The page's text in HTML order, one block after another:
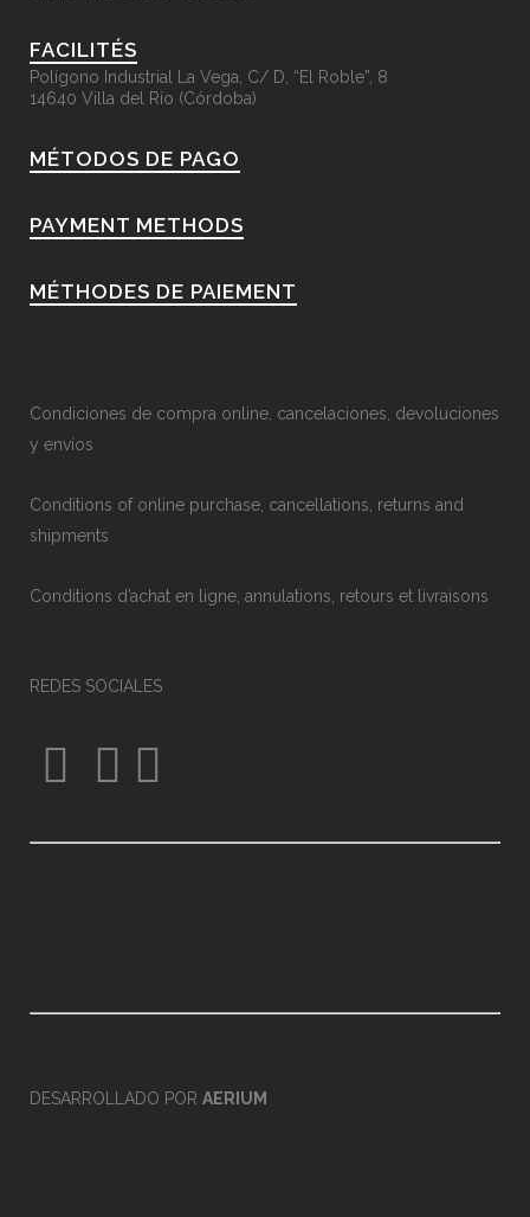
FACILITÉS
Polígono Industrial La Vega, C/ D, “El Roble”, 8
14640 Villa del Río (Córdoba)
MÉTODOS DE PAGO
PAYMENT METHODS
MÉTHODES DE PAIEMENT
Condiciones de compra online, cancelaciones, devoluciones
y envíos
Conditions of online purchase, cancellations, returns and
shipments
Conditions d’achat en ligne, annulations, retours et livraisons
REDES SOCIALES
DESARROLLADO POR AERIUM